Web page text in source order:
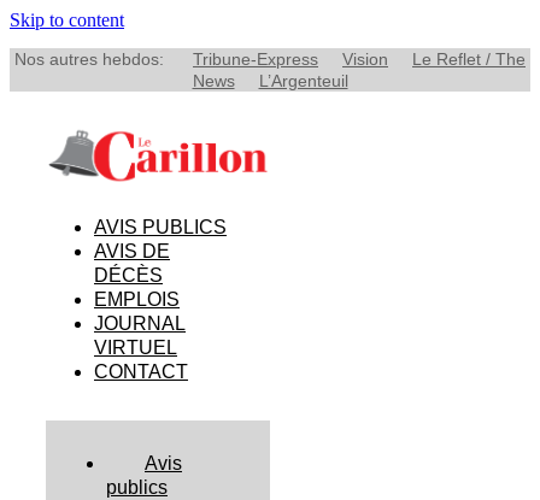
Skip to content
Nos autres hebdos: Tribune-Express Vision
Le Reflet / The
News
L’Argenteuil
AVIS PUBLICS
AVIS DE
DÉCÈS
EMPLOIS
JOURNAL
VIRTUEL
CONTACT
Avis
publics